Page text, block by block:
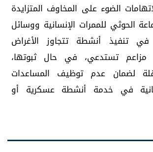
الضوء على المخاوف المتزايدة
الحوثي للممرات الإنسانية ووسائل
في تنفيذ أنشطة تتجاوز الأغراض
مزاعم تستدعي، في حال ثبوتها،
لضمان عدم توظيف المساعدات
في خدمة أنشطة عسكرية أو